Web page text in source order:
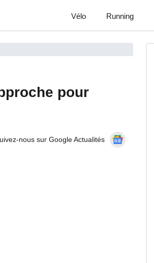
Vélo Running
pour
nous sur Google Actualités